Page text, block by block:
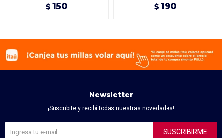
$ 150 $ 190
Newsletter
¡Suscribite y recibí todas nuestras novedades!
SUSCRIBIRME